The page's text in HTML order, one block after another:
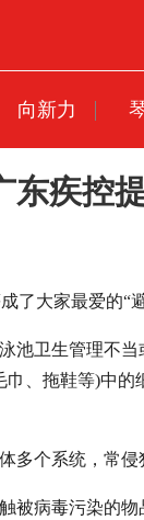
向新力
东疾控
了大家最爱的
池卫生管理不
、拖鞋等)中
多个系统，常
被病毒污染的